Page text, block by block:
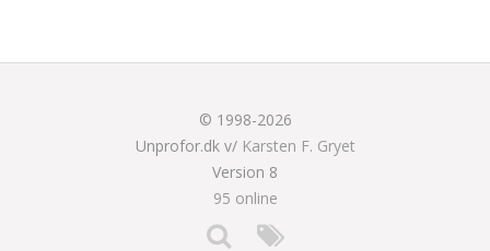
© 1998-2026
Unprofor.dk v/ Karsten F. Gryet
Version 8
95 online